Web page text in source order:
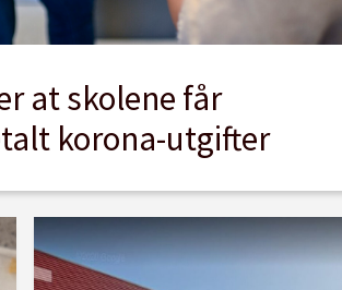
at skolene får
korona-utgifter